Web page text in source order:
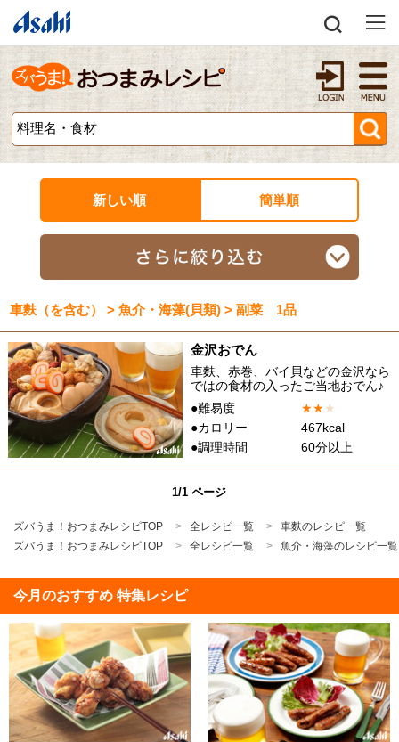
新しい順 簡単順
車麩（を含む） > 魚介・海藻(貝類) > 副菜 1品
金沢おでん
車麩、赤巻、バイ貝などの金沢なら
ではの食材の入ったご当地おでん♪
●難易度
★★★
●カロリー
467kcal
●調理時間
60分以上
1/1 ページ
ズバうま！おつまみレシピTOP 全レシピ一覧
車麩のレシピ一覧
ズバうま！おつまみレシピTOP
全レシピ一覧 魚介・海藻のレシピ一覧
今月のおすすめ 特集レシピ